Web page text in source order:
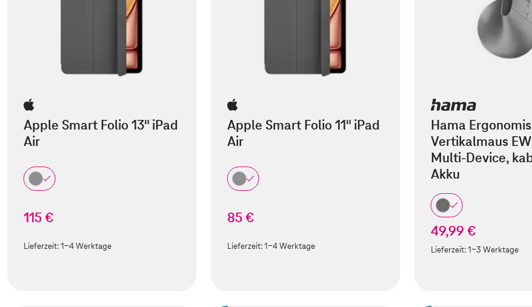
Apple Smart Folio 13" iPad
Air
115 €
Lieferzeit:1-4 Werktage
Apple Smart Folio 11" iPad
Air
85 €
Lieferzeit:1-4 Werktage
Hama
Vertikalmaus
Multi-Device,
Akku
49,99 €
Lieferzeit:1-3 Werktage